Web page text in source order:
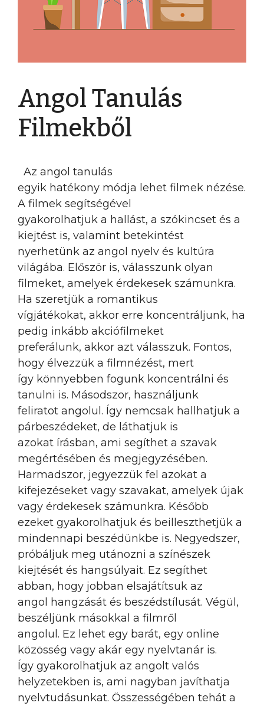
Angol Tanulás
Filmekből
Az angol tanulás
egyik hatékony módja lehet filmek nézése.
A filmek segítségével
gyakorolhatjuk a hallást, a szókincset és a
kiejtést is, valamint betekintést
nyerhetünk az angol nyelv és kultúra
világába. Először is, válasszunk olyan
filmeket, amelyek érdekesek számunkra.
Ha szeretjük a romantikus
vígjátékokat, akkor erre koncentráljunk, ha
pedig inkább akciófilmeket
preferálunk, akkor azt válasszuk. Fontos,
hogy élvezzük a filmnézést, mert
így könnyebben fogunk koncentrálni és
tanulni is. Másodszor, használjunk
feliratot angolul. Így nemcsak hallhatjuk a
párbeszédeket, de láthatjuk is
azokat írásban, ami segíthet a szavak
megértésében és megjegyzésében.
Harmadszor, jegyezzük fel azokat a
kifejezéseket vagy szavakat, amelyek újak
vagy érdekesek számunkra. Később
ezeket gyakorolhatjuk és beilleszthetjük a
mindennapi beszédünkbe is. Negyedszer,
próbáljuk meg utánozni a színészek
kiejtését és hangsúlyait. Ez segíthet
abban, hogy jobban elsajátítsuk az
angol hangzását és beszédstílusát. Végül,
beszéljünk másokkal a filmről
angolul. Ez lehet egy barát, egy online
közösség vagy akár egy nyelvtanár is.
Így gyakorolhatjuk az angolt valós
helyzetekben is, ami nagyban javíthatja
nyelvtudásunkat. Összességében tehát a